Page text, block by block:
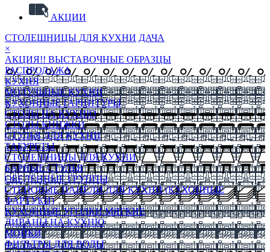
АКЦИИ
СТОЛЕШНИЦЫ ДЛЯ КУХНИ ДАЧА
×
АКЦИЯ!! ВЫСТАВОЧНЫЕ ОБРАЗЦЫ
РАСПРОДАЖА
КУХНЯ
МОДУЛЬНЫЕ КУХНИ
КУХОННЫЕ ГАРНИТУРЫ
СТОЛЫ НА КУХНЮ
СТОЛЫ КНИЖКИ
СТУЛЬЯ ДЛЯ КУХНИ
ТАБУРЕТЫ
СТОЛЕШНИЦЫ ДЛЯ КУХНИ
БАРНЫЕ СТУЛЬЯ
ОБЕДЕННЫЕ ГРУППЫ
СТЕНОВЫЕ ПАНЕЛИ ДЛЯ КУХНИ (КУХОННЫЕ
ФАРТУКИ)
КУХОННЫЕ УГОЛКИ МЯГКИЕ
ДИВАНЫ НА КУХНЮ
МОЙКИ
ФИЛЬТРЫ ДЛЯ ВОДЫ